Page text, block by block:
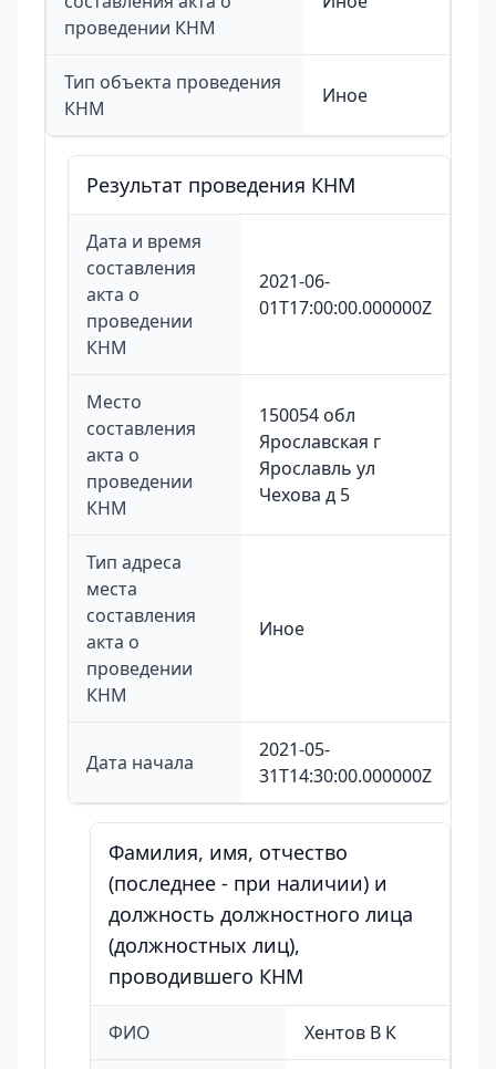
проведении КНМ
Тип объекта проведения
КНМ
Иное
Результат проведения КНМ
Дата и время
составления
акта о
проведении
КНМ
2021-06-
01T17:00:00.000000Z
Место
составления
акта о
проведении
КНМ
150054 обл
Ярославская г
Ярославль ул
Чехова д 5
Тип адреса
места
составления
акта о
проведении
КНМ
Иное
Дата начала
2021-05-
31T14:30:00.000000Z
Фамилия, имя, отчество
(последнее - при наличии) и
должность должностного лица
(должностных лиц),
проводившего КНМ
ФИО Хентов В К